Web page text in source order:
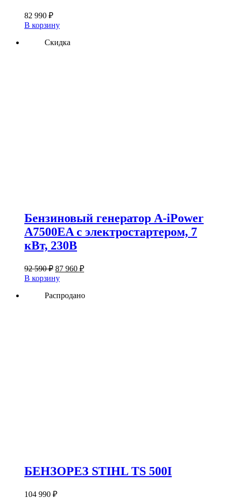
82 990 ₽
В корзину
Скидка
Бензиновый генератор A-iPower
A7500EA с электростартером, 7
кВт, 230В
92 590₽ Первоначальная
цена
составляла
92
87 960 ₽Текущая
960 ₽.
В корзину
Распродано
БЕНЗОРЕЗ STIHL TS 500I
104 990 ₽